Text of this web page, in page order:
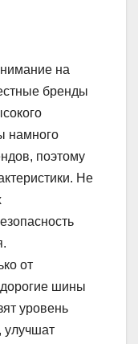
на
бренды
намного
поэтому
Не
от
шины
уровень
улучшат